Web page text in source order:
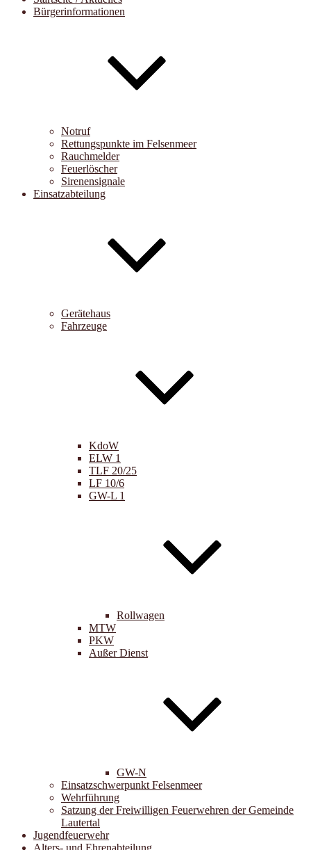
Bürgerinformationen
Notruf
Rettungspunkte im Felsenmeer
Rauchmelder
Feuerlöscher
Sirenensignale
Einsatzabteilung
Gerätehaus
Fahrzeuge
KdoW
ELW 1
TLF 20/25
LF 10/6
GW-L 1
Rollwagen
MTW
PKW
Außer Dienst
GW-N
Einsatzschwerpunkt Felsenmeer
Wehrführung
Satzung der Freiwilligen Feuerwehren der Gemeinde
Lautertal
Jugendfeuerwehr
Alters- und Ehrenabteilung